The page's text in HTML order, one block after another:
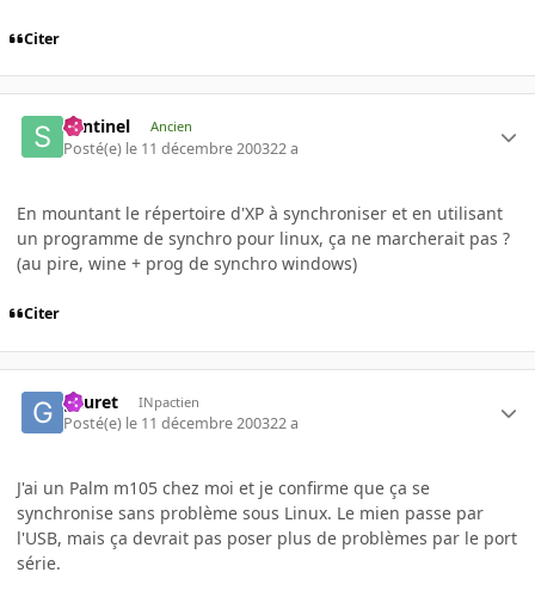
Citer
Sentinel Ancien
Posté(e) le 11 décembre 200322 a
En mountant le répertoire d'XP à synchroniser et en utilisant
un programme de synchro pour linux, ça ne marcherait pas ?
(au pire, wine + prog de synchro windows)
Citer
gauret INpactien
Posté(e) le 11 décembre 200322 a
J'ai un Palm m105 chez moi et je confirme que ça se
synchronise sans problème sous Linux. Le mien passe par
l'USB, mais ça devrait pas poser plus de problèmes par le port
série.